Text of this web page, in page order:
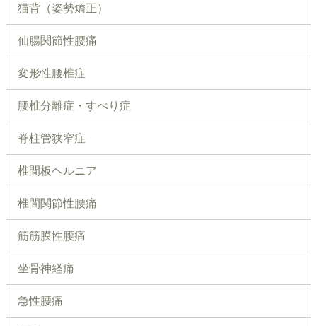
猫背（姿勢矯正）
仙腸関節性腰痛
変形性腰椎症
腰椎分離症・すべり症
脊柱管狭窄症
椎間板ヘルニア
椎間関節性腰痛
筋筋膜性腰痛
坐骨神経痛
急性腰痛